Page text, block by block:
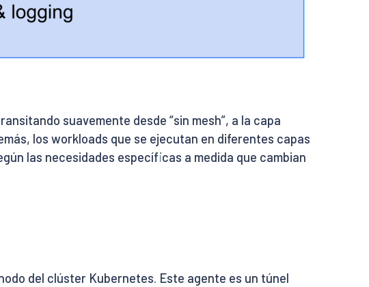
suavemente desde “sin mesh”, a la capa
los workloads que se ejecutan en diferentes capas
las necesidades específicas a medida que cambian
del clúster Kubernetes. Este agente es un túnel